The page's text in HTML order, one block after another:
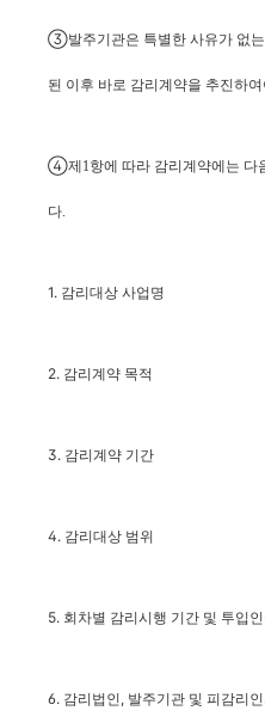
③발주기관은 특별한 사유가 없
된 이후 바로 감리계약을 추진하
④제1항에 따라 감리계약에는 다
다.
1. 감리대상 사업명
2. 감리계약 목적
3. 감리계약 기간
4. 감리대상 범위
5. 회차별 감리시행 기간 및 투입
6. 감리법인, 발주기관 및 피감리